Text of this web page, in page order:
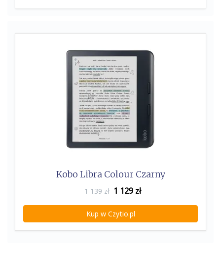
Kobo Libra Colour Czarny
1 139 zł 1 129zł
Kup w Czytio.pl